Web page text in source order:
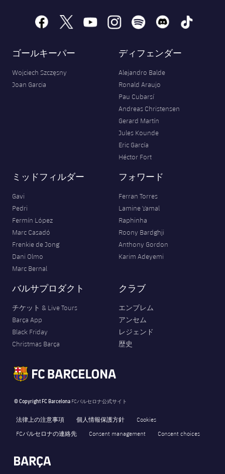
facebook
x youtubeinstagramspotify discord tiktok
ゴールキーパー
Wojciech Szczęsny
Joan Garcia
ディフェンダー
Alejandro Balde
Ronald Araujo
Pau Cubarsí
Andreas Christensen
Gerard Martín
Jules Kounde
Eric García
Héctor Fort
ミッドフィルダー
Gavi
Pedri
Fermín López
Marc Casadó
Frenkie de Jong
Dani Olmo
Marc Bernal
フォワード
Ferran Torres
Lamine Yamal
Raphinha
Roony Bardghji
Anthony Gordon
Karim Adeyemi
バルサプロダクト
チケット & Live Tours
Barça App
Black Friday
Christmas Barça
クラブ
エンブレム
アンセム
レジェンド
歴史
© Copyright FC Barcelona FCバルセロナ公式サイト
法律上の注意事項 個人情報保護方針
Cookies
FCバルセロナの連絡先
Consent management Consent choices